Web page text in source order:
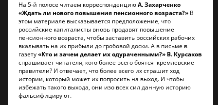
На 5-й полосе читаем корреспонденциюА. Захарченко
«Ждать ли нового повышения пенсионного возраста?» В
этом материале высказывается предположение, что
российские капиталисты вновь продавят повышение
пенсионного возраста, чтобы заставить российских рабочих
вкалывать на их прибыли до гробовой доски. А в письме в
газету«Кто и зачем делает их одураченными?» В. Курсаков
спрашивает читателя, кого более всего боятся кремлёвские
правители? И отвечает, что более всего их страшит ход
истории, который может их попросить на выход. И чтобы
избежать такого выхода, они изо всех сил данную историю
фальсифицируют.